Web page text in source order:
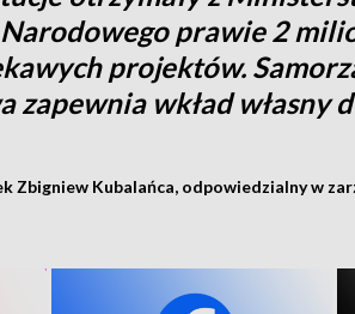
prawie 2
projektów.
zapewnia wkład własny
Zbigniew Kubalańca, odpowiedzialny w